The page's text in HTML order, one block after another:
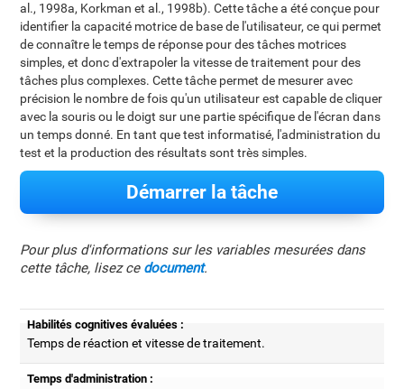
al., 1998a, Korkman et al., 1998b). Cette tâche a été conçue pour
identifier la capacité motrice de base de l'utilisateur, ce qui permet
de connaître le temps de réponse pour des tâches motrices
simples, et donc d'extrapoler la vitesse de traitement pour des
tâches plus complexes. Cette tâche permet de mesurer avec
précision le nombre de fois qu'un utilisateur est capable de cliquer
avec la souris ou le doigt sur une partie spécifique de l'écran dans
un temps donné. En tant que test informatisé, l'administration du
test et la production des résultats sont très simples.
Démarrer la tâche
Pour plus d'informations sur les variables mesurées dans
cette tâche, lisez ce document.
Habilités cognitives évaluées :
Temps de réaction et vitesse de traitement.
Temps d'administration :